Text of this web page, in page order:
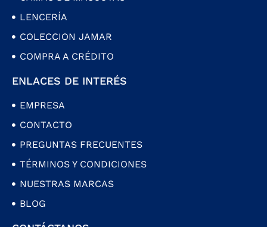
LENCERÍA
COLECCION JAMAR
COMPRA A CRÉDITO
ENLACES DE INTERÉS
EMPRESA
CONTACTO
PREGUNTAS FRECUENTES
TÉRMINOS Y CONDICIONES
NUESTRAS MARCAS
BLOG